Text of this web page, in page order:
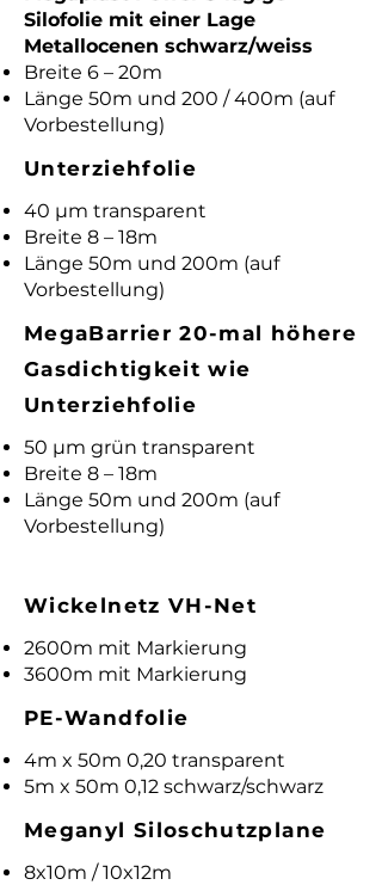
Silofolie mit einer Lage
Metallocenen schwarz/weiss
Breite 6 – 20m
Länge 50m und 200 / 400m (auf
Vorbestellung)
Unterziehfolie
40 µm transparent
Breite 8 – 18m
Länge 50m und 200m (auf
Vorbestellung)
MegaBarrier 20-mal höhere
Gasdichtigkeit wie
Unterziehfolie
50 µm grün transparent
Breite 8 – 18m
Länge 50m und 200m (auf
Vorbestellung)
Wickelnetz VH-Net
2600m mit Markierung
3600m mit Markierung
PE-Wandfolie
4m x 50m 0,20 transparent
5m x 50m 0,12 schwarz/schwarz
Meganyl Siloschutzplane
8x10m / 10x12m